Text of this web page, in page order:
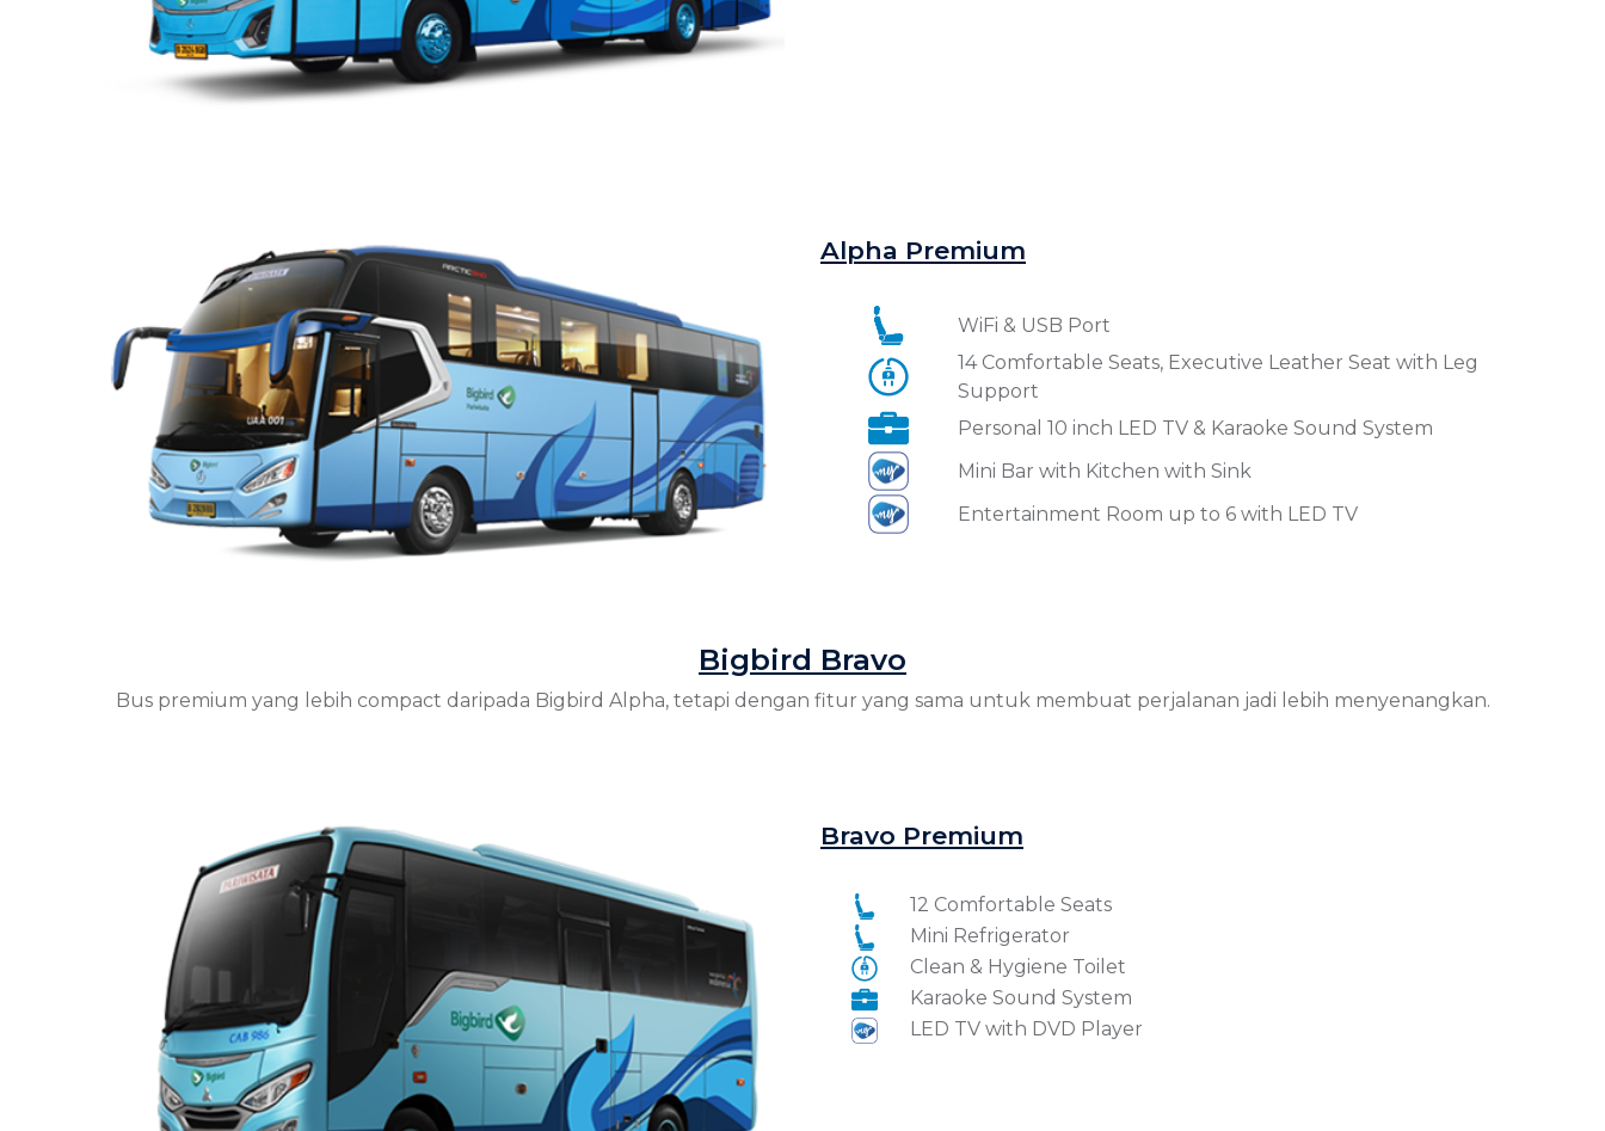
Alpha Premium
WiFi & USB Port
14 Comfortable Seats, Executive Leather Seat with Leg
Support
Personal 10 inch LED TV & Karaoke Sound System
Mini Bar with Kitchen with Sink
Entertainment Room up to 6 with LED TV
Bigbird Bravo
Bus premium yang lebih compact daripada Bigbird Alpha, tetapi dengan fitur yang sama untuk membuat perjalanan jadi lebih menyenangkan.
Bravo Premium
12 Comfortable Seats
Mini Refrigerator
Clean & Hygiene Toilet
Karaoke Sound System
LED TV with DVD Player